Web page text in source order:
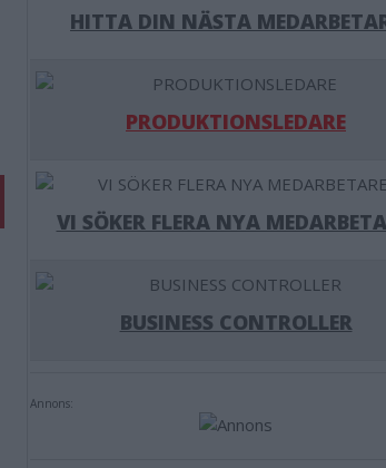
HITTA DIN NÄSTA
PRODUKTIONSLEDARE
VI SÖKER FLERA NYA
BUSINESS CONTROLLER
Annons: